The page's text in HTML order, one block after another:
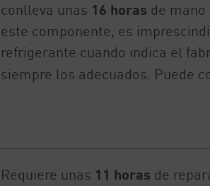
conlleva unas 16 horas de
este componente, es
refrigerante cuando indica el
siempre los adecuados. Puede
Requiere unas 11 horas de